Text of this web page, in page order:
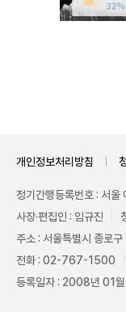
개인정보처리방침
정기간행등록번호 : 서
사장·편집인 : 임규진
주소 : 서울특별시 종로
전화 : 02-767-1500
등록일자 : 2008년 01